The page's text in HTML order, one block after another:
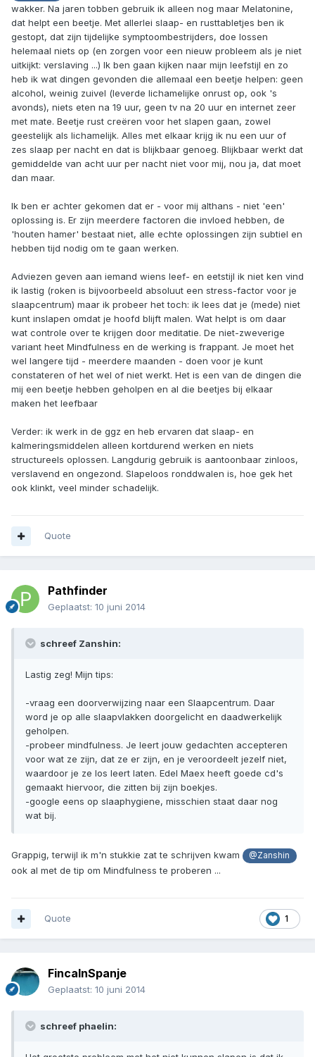
wakker. Na jaren tobben gebruik ik alleen nog maar Melatonine,
dat helpt een beetje. Met allerlei slaap- en rusttabletjes ben ik
gestopt, dat zijn tijdelijke symptoombestrijders, doe lossen
helemaal niets op (en zorgen voor een nieuw probleem als je niet
uitkijkt: verslaving ...) Ik ben gaan kijken naar mijn leefstijl en zo
heb ik wat dingen gevonden die allemaal een beetje helpen: geen
alcohol, weinig zuivel (leverde lichamelijke onrust op, ook 's
avonds), niets eten na 19 uur, geen tv na 20 uur en internet zeer
met mate. Beetje rust creëren voor het slapen gaan, zowel
geestelijk als lichamelijk. Alles met elkaar krijg ik nu een uur of
zes slaap per nacht en dat is blijkbaar genoeg. Blijkbaar werkt dat
gemiddelde van acht uur per nacht niet voor mij, nou ja, dat moet
dan maar.
Ik ben er achter gekomen dat er - voor mij althans - niet 'een'
oplossing is. Er zijn meerdere factoren die invloed hebben, de
'houten hamer' bestaat niet, alle echte oplossingen zijn subtiel en
hebben tijd nodig om te gaan werken.
Adviezen geven aan iemand wiens leef- en eetstijl ik niet ken vind
ik lastig (roken is bijvoorbeeld absoluut een stress-factor voor je
slaapcentrum) maar ik probeer het toch: ik lees dat je (mede) niet
kunt inslapen omdat je hoofd blijft malen. Wat helpt is om daar
wat controle over te krijgen door meditatie. De niet-zweverige
variant heet Mindfulness en de werking is frappant. Je moet het
wel langere tijd - meerdere maanden - doen voor je kunt
constateren of het wel of niet werkt. Het is een van de dingen die
mij een beetje hebben geholpen en al die beetjes bij elkaar
maken het leefbaar
Verder: ik werk in de ggz en heb ervaren dat slaap- en
kalmeringsmiddelen alleen kortdurend werken en niets
structureels oplossen. Langdurig gebruik is aantoonbaar zinloos,
verslavend en ongezond. Slapeloos ronddwalen is, hoe gek het
ook klinkt, veel minder schadelijk.
Quote
Pathfinder
Geplaatst: 10 juni 2014
schreef Zanshin:
Lastig zeg! Mijn tips:
-vraag een doorverwijzing naar een Slaapcentrum. Daar
word je op alle slaapvlakken doorgelicht en daadwerkelijk
geholpen.
-probeer mindfulness. Je leert jouw gedachten accepteren
voor wat ze zijn, dat ze er zijn, en je veroordeelt jezelf niet,
waardoor je ze los leert laten. Edel Maex heeft goede cd's
gemaakt hiervoor, die zitten bij zijn boekjes.
-google eens op slaaphygiene, misschien staat daar nog
wat bij.
Grappig, terwijl ik m'n stukkie zat te schrijven kwam @Zanshin
ook al met de tip om Mindfulness te proberen ...
1
Quote
FincaInSpanje
Geplaatst: 10 juni 2014
schreef phaelin: